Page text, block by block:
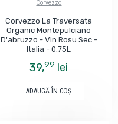
Corvezzo
Corvezzo La Traversata
Organic Montepulciano
D'abruzzo - Vin Rosu Sec -
Italia - 0.75L
39,99 lei
ADAUGĂ ÎN COŞ